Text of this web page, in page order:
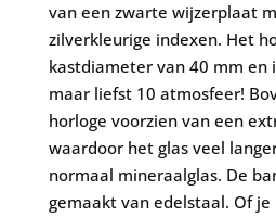
van een zwarte wijzerplaat
zilverkleurige indexen. Het
kastdiameter van 40 mm en
maar liefst 10 atmosfeer!
horloge voorzien van een
waardoor het glas veel
normaal mineraalglas. De
gemaakt van edelstaal. Of